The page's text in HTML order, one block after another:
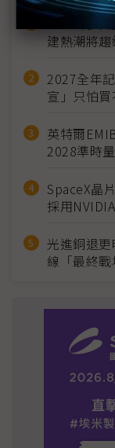
MLCC訂
建熱潮將趨
2027全年
宣」只怕買
英特爾
2028準時
SpaceX晶
採用NVIDIA
光進銅退
線「最終戰